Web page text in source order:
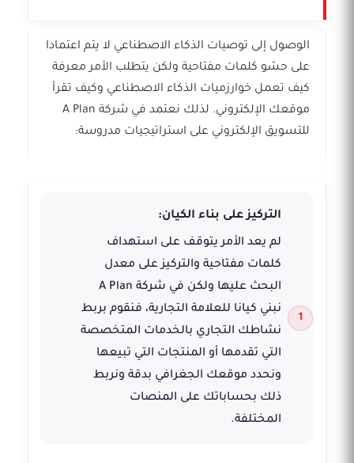
الوصول إلى توصيات الذكاء الاصطناعي لا يتم اعتمادا
على حشو كلمات مفتاحية ولكن يتطلب الأمر معرفة
كيف تعمل خوارزميات الذكاء الاصطناعي وكيف تقرأ
موقعك الإلكتروني. لذلك نعتمد في شركة A Plan
للتسويق الإلكتروني على استراتيجيات مدروسة:
التركيز على بناء الكيان:
لم يعد الأمر يتوقف على استهداف
كلمات مفتاحية والتركيز على معدل
البحث عليها ولكن في شركة A Plan
نبني كيانا للعلامة التجارية، فنقوم بربط
نشاطك التجاري بالخدمات المتخصصة
التي تقدمها أو المنتجات التي تبيعها
ونحدد موقعك الجغرافي بدقة ونربط
ذلك بحساباتك على المنصات
المختلفة.